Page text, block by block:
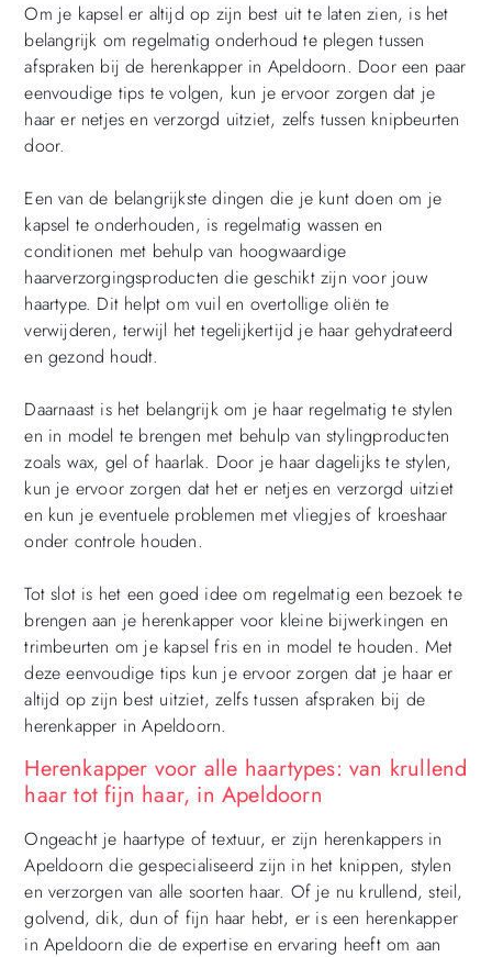
Om je kapsel er altijd op zijn best uit te laten zien, is het
belangrijk om regelmatig onderhoud te plegen tussen
afspraken bij de herenkapper in Apeldoorn. Door een paar
eenvoudige tips te volgen, kun je ervoor zorgen dat je
haar er netjes en verzorgd uitziet, zelfs tussen knipbeurten
door.
Een van de belangrijkste dingen die je kunt doen om je
kapsel te onderhouden, is regelmatig wassen en
conditionen met behulp van hoogwaardige
haarverzorgingsproducten die geschikt zijn voor jouw
haartype. Dit helpt om vuil en overtollige oliën te
verwijderen, terwijl het tegelijkertijd je haar gehydrateerd
en gezond houdt.
Daarnaast is het belangrijk om je haar regelmatig te stylen
en in model te brengen met behulp van stylingproducten
zoals wax, gel of haarlak. Door je haar dagelijks te stylen,
kun je ervoor zorgen dat het er netjes en verzorgd uitziet
en kun je eventuele problemen met vliegjes of kroeshaar
onder controle houden.
Tot slot is het een goed idee om regelmatig een bezoek te
brengen aan je herenkapper voor kleine bijwerkingen en
trimbeurten om je kapsel fris en in model te houden. Met
deze eenvoudige tips kun je ervoor zorgen dat je haar er
altijd op zijn best uitziet, zelfs tussen afspraken bij de
herenkapper in Apeldoorn.
Herenkapper voor alle haartypes: van krullend
haar tot fijn haar, in Apeldoorn
Ongeacht je haartype of textuur, er zijn herenkappers in
Apeldoorn die gespecialiseerd zijn in het knippen, stylen
en verzorgen van alle soorten haar. Of je nu krullend, steil,
golvend, dik, dun of fijn haar hebt, er is een herenkapper
in Apeldoorn die de expertise en ervaring heeft om aan